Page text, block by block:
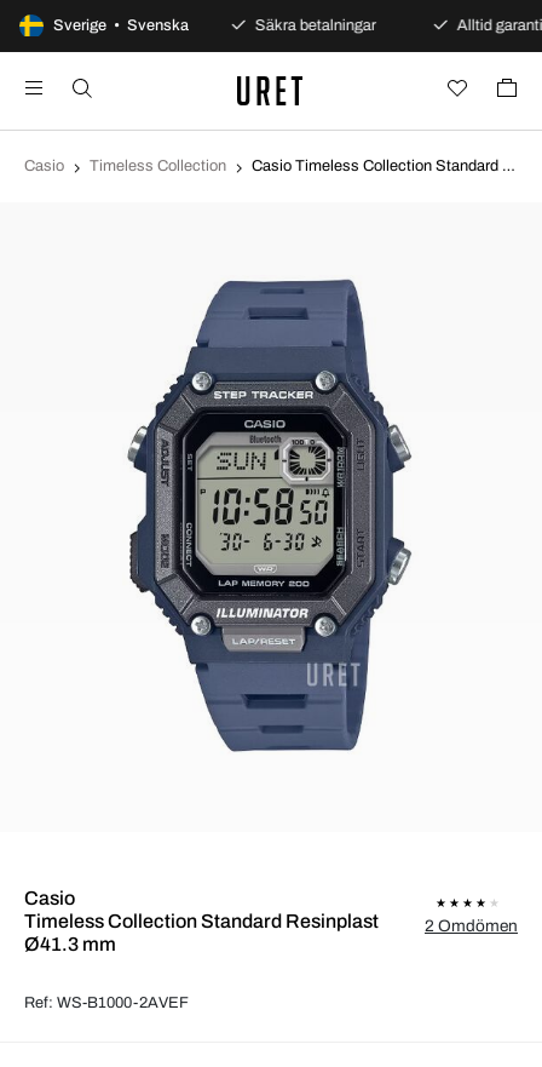
Sverige • Svenska
100 dagars öppet köp Säkra betalningar Alltid garanti
Casio Timeless Collection Casio Timeless Collection Standard Resinplast Ø41.3 mm WS-B1000-2AVEF
Casio
Timeless Collection Standard Resinplast
Ø41.3 mm
Ref: WS-B1000-2AVEF
2 Omdömen